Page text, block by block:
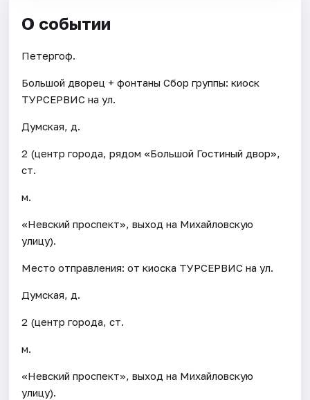
О событии
Петергоф.
Большой дворец + фонтаны Сбор группы: киоск
ТУРСЕРВИС на ул.
Думская, д.
2 (центр города, рядом «Большой Гостиный двор»,
ст.
м.
«Невский проспект», выход на Михайловскую
улицу).
Место отправления: от киоска ТУРСЕРВИС на ул.
Думская, д.
2 (центр города, ст.
м.
«Невский проспект», выход на Михайловскую
улицу).